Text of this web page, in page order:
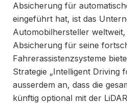
Absicherung für
eingeführt hat, ist das
Automobilhersteller
Absicherung für seine
Fahrerassistenzsysteme
Strategie „Intelligent Driving
ausserdem an, dass die
künftig optional mit der